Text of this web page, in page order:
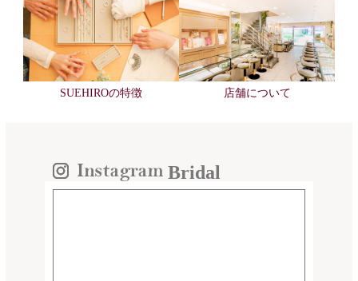
SUEHIROの特徴 店舗について
Bridal